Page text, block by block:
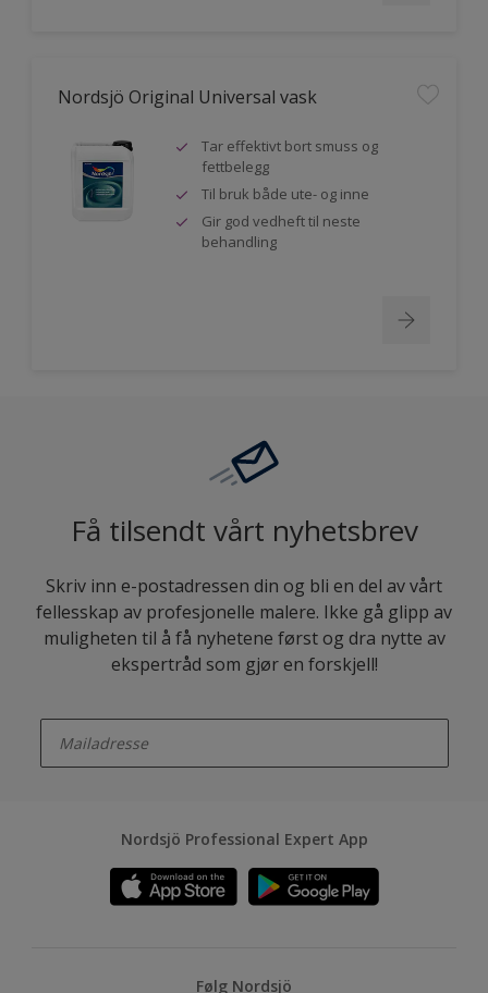
Nordsjö Original Universal vask
Tar effektivt bort smuss og
fettbelegg
Til bruk både ute- og inne
Gir god vedheft til neste
behandling
Få tilsendt vårt nyhetsbrev
Skriv inn e-postadressen din og bli en del av vårt
fellesskap av profesjonelle malere. Ikke gå glipp av
muligheten til å få nyhetene først og dra nytte av
ekspertråd som gjør en forskjell!
Nordsjö Professional Expert App
Følg Nordsjö